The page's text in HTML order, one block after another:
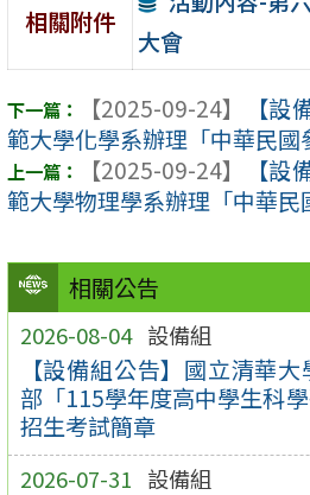
相關公告
2026-08-04 設備組
【設備組公告】國立清華
部「115學年度高中學生科
招生考試簡章
2026-07-31 設備組
相關附件
大會
【2025-09-24】
【
範大學化學系辦理「中華民國
【2025-09-24】
【
範大學物理學系辦理「中華民